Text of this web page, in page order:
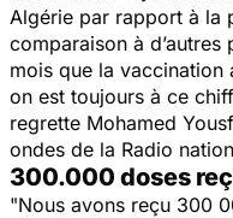
Algérie par rapport à la
comparaison à
mois que la vaccination
on est toujours à ce
regrette Mohamed
ondes de la Radio
300.000 doses
"Nous avons reçu 300